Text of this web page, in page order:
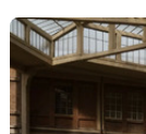
attractif, cette